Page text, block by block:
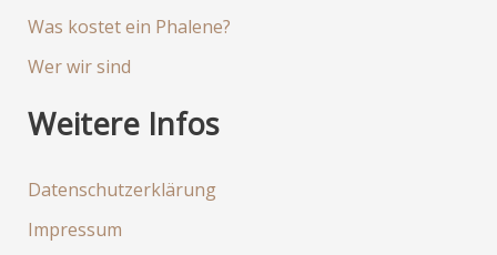
c
h
Was kostet ein Phalene?
Wer wir sind
Weitere Infos
Datenschutzerklärung
Impressum